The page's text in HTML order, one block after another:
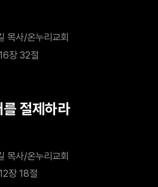
목사/온누리교회
장 32절
절제하라
목사/온누리교회
장 18절